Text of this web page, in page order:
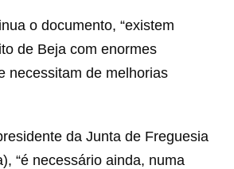
o documento, “existem
de Beja com enormes
necessitam de melhorias
da Junta de Freguesia
“é necessário ainda, numa